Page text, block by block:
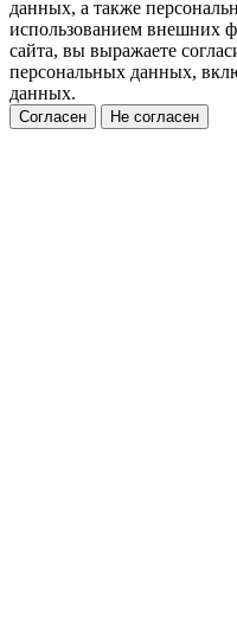
данных, а также
использованием внешних
сайта, вы выражаете
персональных данных,
данных.
Согласен Не согласен